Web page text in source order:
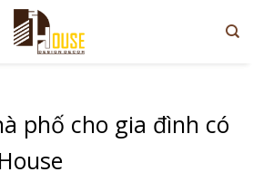
phố cho gia đình có